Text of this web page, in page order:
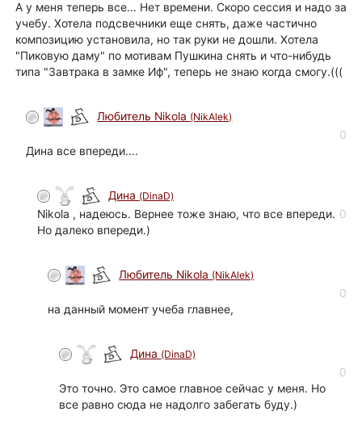
А у меня теперь все... Нет времени. Скоро сессия и надо за
учебу. Хотела подсвечники еще снять, даже частично
композицию установила, но так руки не дошли. Хотела
"Пиковую даму" по мотивам Пушкина снять и что-нибудь
типа "Завтрака в замке Иф", теперь не знаю когда смогу.(((
Любитель Nikola (NikAlek)
0
Дина все впереди....
Дина (DinaD)
0
Nikola , надеюсь. Вернее тоже знаю, что все впереди.
Но далеко впереди.)
Любитель Nikola (NikAlek)
0
на данный момент учеба главнее,
Дина (DinaD)
0
Это точно. Это самое главное сейчас у меня. Но
все равно сюда не надолго забегать буду.)